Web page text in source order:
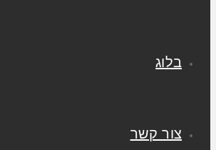
בלוג
צור קשר